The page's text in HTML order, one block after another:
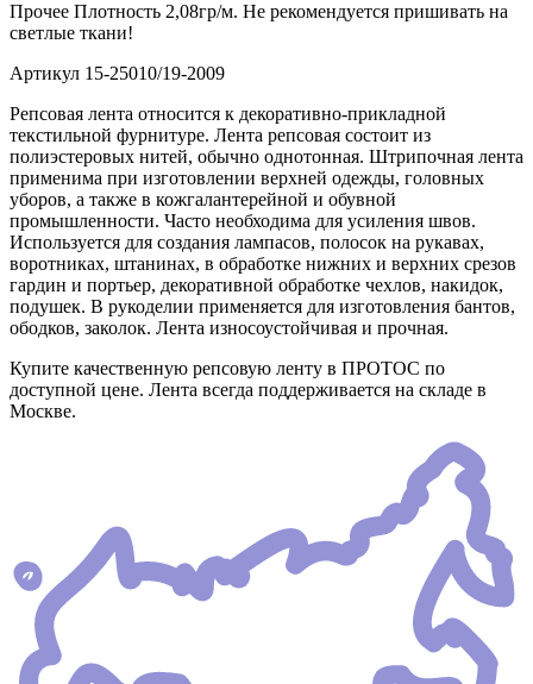
Прочее Плотность 2,08гр/м. Не рекомендуется пришивать на
светлые ткани!
Артикул 15-25010/19-2009
Репсовая лента относится к декоративно-прикладной
текстильной фурнитуре. Лента репсовая состоит из
полиэстеровых нитей, обычно однотонная. Штрипочная лента
применима при изготовлении верхней одежды, головных
уборов, а также в кожгалантерейной и обувной
промышленности. Часто необходима для усиления швов.
Используется для создания лампасов, полосок на рукавах,
воротниках, штанинах, в обработке нижних и верхних срезов
гардин и портьер, декоративной обработке чехлов, накидок,
подушек. В рукоделии применяется для изготовления бантов,
ободков, заколок. Лента износоустойчивая и прочная.
Купите качественную репсовую ленту в ПРОТОС по
доступной цене. Лента всегда поддерживается на складе в
Москве.